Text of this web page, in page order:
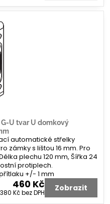
U tvar U domkový
automatické střelky
zámky s lištou 16 mm. Pro
plechu 120 mm, Šířka 24
protiplech.
+/- 1 mm
460 Kč
380 Kčbez DPH Zobrazit